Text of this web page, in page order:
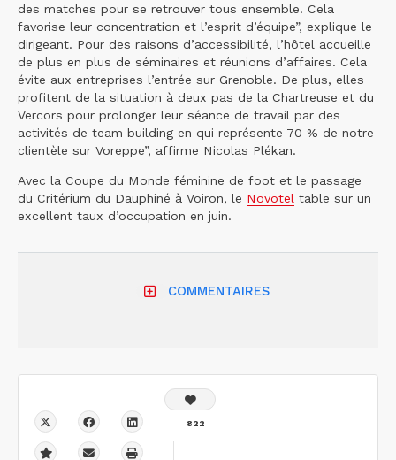
des matches pour se retrouver tous ensemble. Cela
favorise leur concentration et l’esprit d’équipe”, explique le
dirigeant. Pour des raisons d’accessibilité, l’hôtel accueille
de plus en plus de séminaires et réunions d’affaires. Cela
évite aux entreprises l’entrée sur Grenoble. De plus, elles
profitent de la situation à deux pas de la Chartreuse et du
Vercors pour prolonger leur séance de travail par des
activités de team building en qui représente 70 % de notre
clientèle sur Voreppe”, affirme Nicolas Plékan.
Avec la Coupe du Monde féminine de foot et le passage
du Critérium du Dauphiné à Voiron, le Novotel table sur un
excellent taux d’occupation en juin.
COMMENTAIRES
822